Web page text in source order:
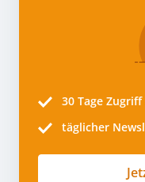
30 Tage Zugriff
täglicher